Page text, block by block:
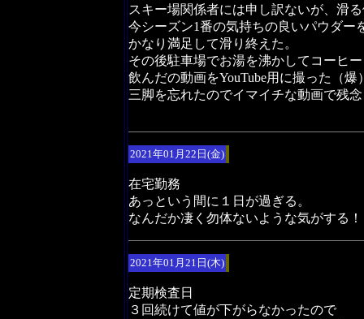
スキー場関係者には申し訳ないが、滑
今シーズン1番の気持ちの良いパウダー
かなり満足して滑り終えた。
その後駐車場でお湯を沸かしてコーヒ
飲んだの動画をYouTube用に撮った（爆
三脚を忘れたのでイマイチな動画で残
2021年01月22日(金)
在宅勤務
あっという間に１日が過ぎる。
なんだか凄く勿体ないような気がする！
2021年01月21日(木)
定期検査日
３回続けて値が下がらなかったので